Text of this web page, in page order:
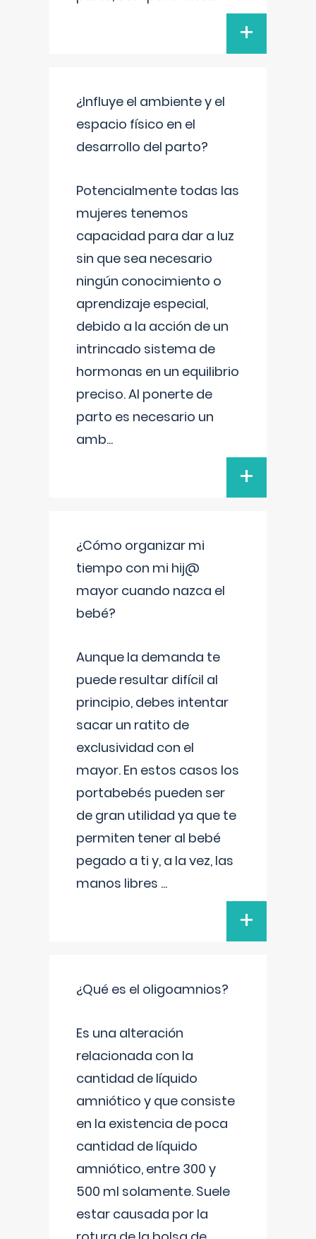
+
¿Influye el ambiente y el
espacio físico en el
desarrollo del parto?
Potencialmente todas las
mujeres tenemos
capacidad para dar a luz
sin que sea necesario
ningún conocimiento o
aprendizaje especial,
debido a la acción de un
intrincado sistema de
hormonas en un equilibrio
preciso. Al ponerte de
parto es necesario un
amb...
+
¿Cómo organizar mi
tiempo con mi hij@
mayor cuando nazca el
bebé?
Aunque la demanda te
puede resultar difícil al
principio, debes intentar
sacar un ratito de
exclusividad con el
mayor. En estos casos los
portabebés pueden ser
de gran utilidad ya que te
permiten tener al bebé
pegado a ti y, a la vez, las
manos libres ...
+
¿Qué es el oligoamnios?
Es una alteración
relacionada con la
cantidad de líquido
amniótico y que consiste
en la existencia de poca
cantidad de líquido
amniótico, entre 300 y
500 ml solamente. Suele
estar causada por la